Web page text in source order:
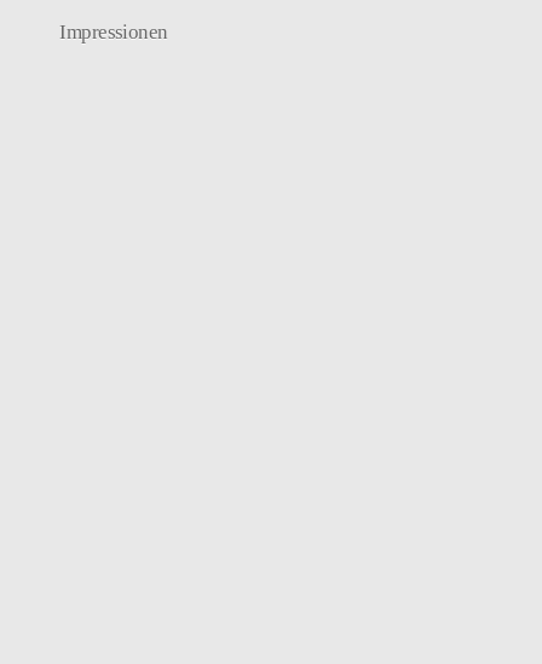
Impressionen